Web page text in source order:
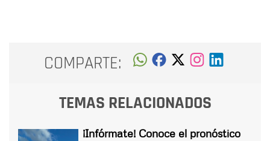
COMPARTE:
TEMAS RELACIONADOS
¡Infórmate! Conoce el pronóstico